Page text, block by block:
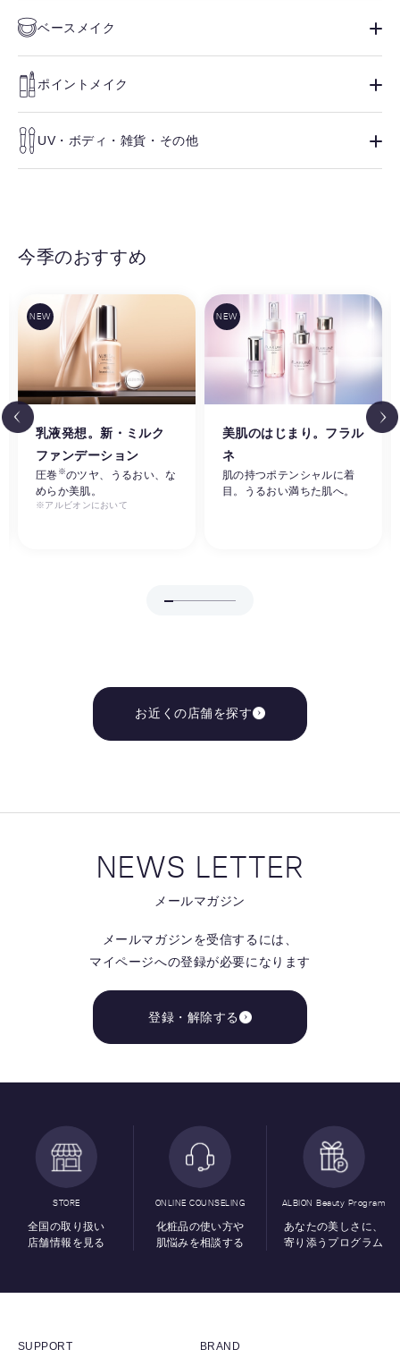
ベースメイク
ポイントメイク
UV・ボディ・雑貨・その他
今季のおすすめ
乳液発想。新・ミルク
ファンデーション
圧巻 ※のツヤ、うるおい、な
めらか美肌。
※アルビオンにおいて
美肌のはじまり。フラル
ネ
肌の持つポテンシャルに着
目。うるおい満ちた肌へ。
お近くの店舗を探す
NEWS LETTER
メールマガジン
メールマガジンを受信するには、
マイページへの登録が必要になります
登録・解除する
STORE
全国の取り扱い
店舗情報を見る
ONLINE COUNSELING
化粧品の使い方や
肌悩みを相談する
ALBION Beauty Program
あなたの美しさに、
寄り添うプログラム
SUPPORT BRAND